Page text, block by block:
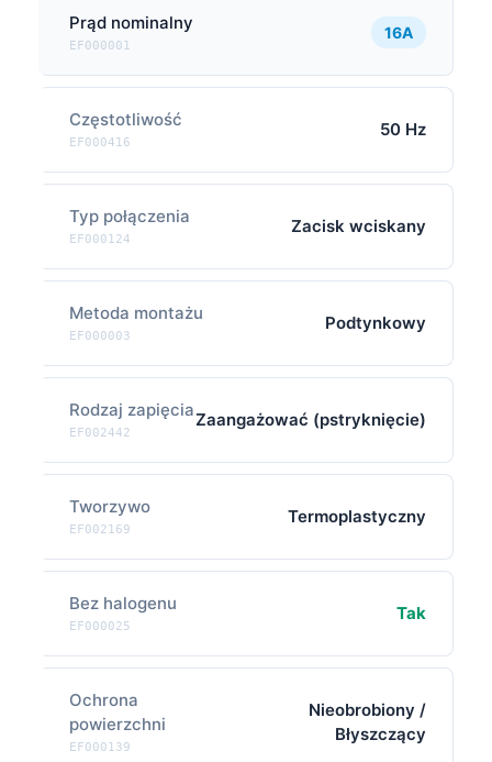
Prąd nominalny
EF000001
16A
Częstotliwość
EF000416
50 Hz
Typ połączenia
EF000124
Zacisk wciskany
Metoda montażu
EF000003
Podtynkowy
Rodzaj zapięcia
EF002442
Zaangażować (pstryknięcie)
Tworzywo
EF002169
Termoplastyczny
Bez halogenu
EF000025
Tak
Ochrona
powierzchni
EF000139
Nieobrobiony /
Błyszczący